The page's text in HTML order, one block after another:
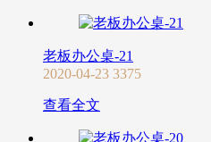
老板办公桌-21
2020-04-23 3375
查看全文